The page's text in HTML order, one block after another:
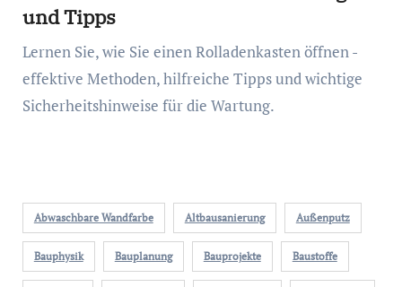
und Tipps
Lernen Sie, wie Sie einen Rolladenkasten öffnen -
effektive Methoden, hilfreiche Tipps und wichtige
Sicherheitshinweise für die Wartung.
Abwaschbare Wandfarbe Altbausanierung Außenputz
Bauphysik Bauplanung Bauprojekte Baustoffe